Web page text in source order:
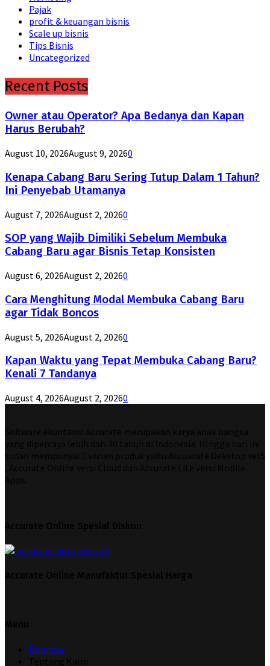
Pajak
profit & keuangan bisnis
Scale up bisnis
Tips Bisnis
Uncategorized
Recent Posts
Owner atau Operator? Apa Bedanya dan Kapan
Harus Berubah?
August 10, 2026August 9, 20260
Kenapa Cabang Baru Sering Tutup Dalam 1 Tahun?
Ini Penyebab Utamanya
August 7, 2026August 2, 20260
SOP yang Wajib Dimiliki Sebelum Membuka
Cabang Baru agar Bisnis Tetap Konsisten
August 6, 2026August 2, 20260
Cara Menghitung Modal Membuka Cabang Baru
agar Tidak Boncos
August 5, 2026August 2, 20260
Kapan Waktu yang Tepat Membuka Cabang Baru?
Kenali 7 Tandanya
August 4, 2026August 2, 20260
Beranda